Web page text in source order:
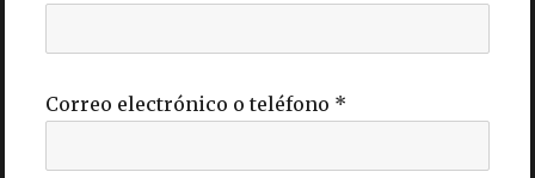
Correo electrónico o teléfono *